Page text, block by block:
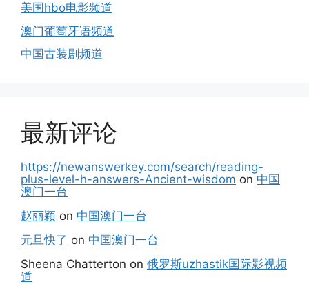
美国hbo电影频道
澳门葡萄牙语频道
中国古装剧频道
最新评论
https://newanswerkey.com/search/reading-
plus-level-h-answers-Ancient-wisdom on 中国
澳门一台
赵丽颖 on 中国澳门一台
元旦快了 on 中国澳门一台
Sheena Chatterton on 俄罗斯uzhastik国际影视频
道